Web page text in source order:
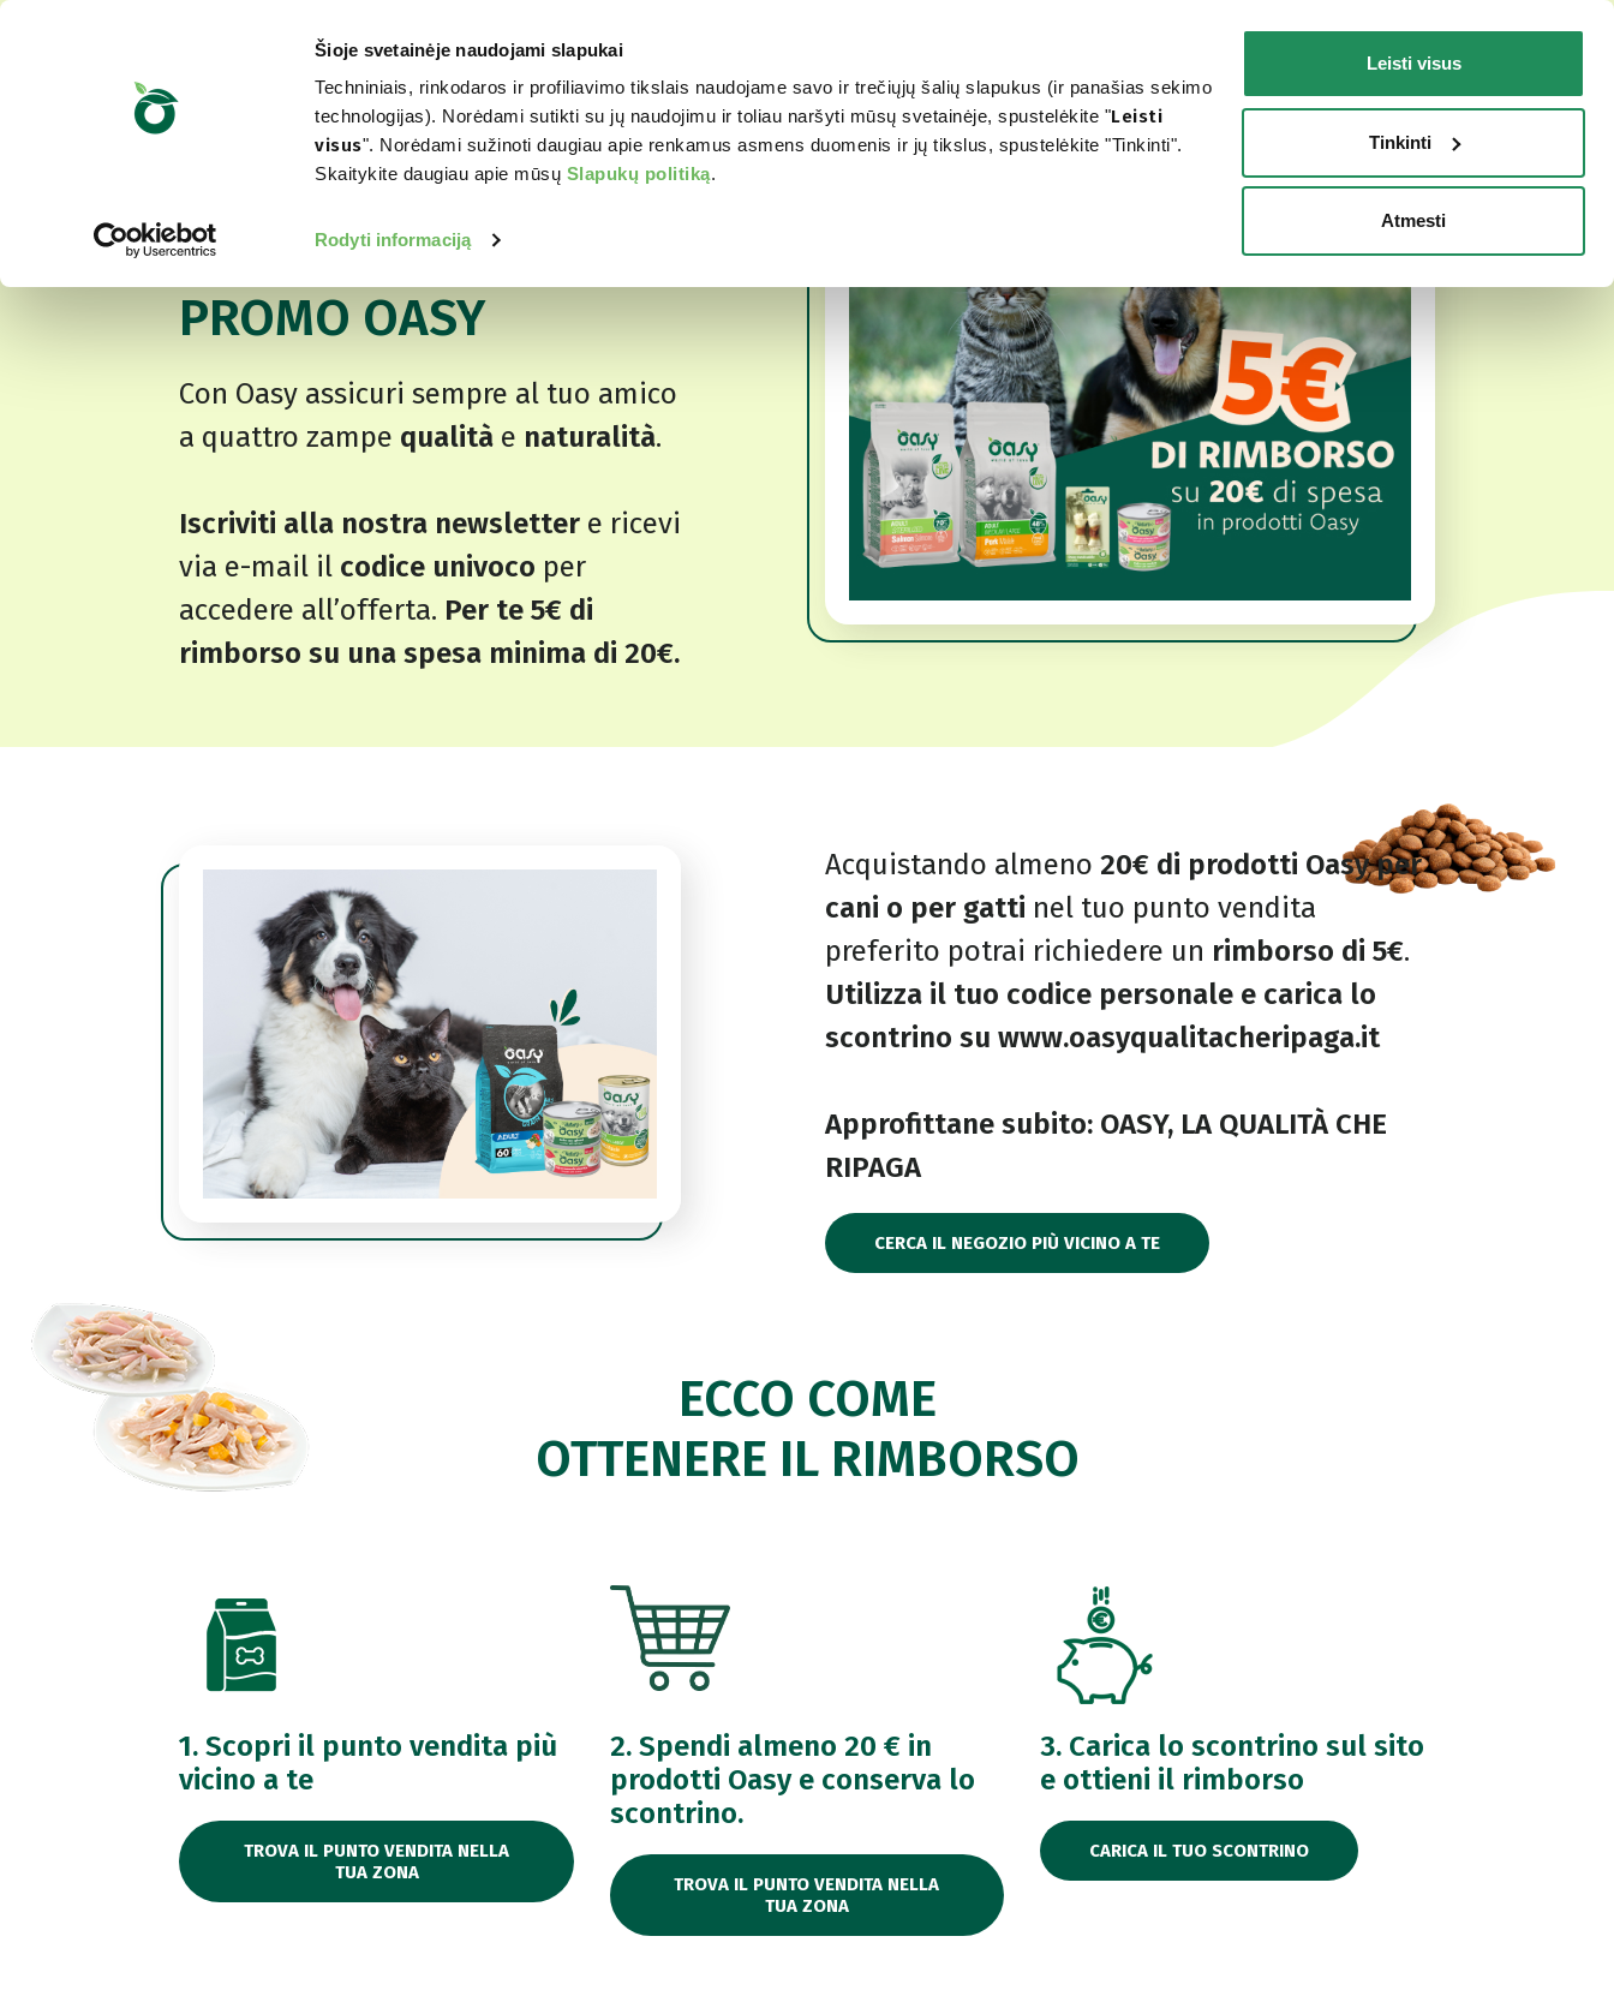
Šioje svetainėje naudojami slapukai
Techniniais, rinkodaros ir profiliavimo tikslais naudojame savo ir trečiųjų šalių slapukus (ir panašias sekimo
technologijas). Norėdami sutikti su jų naudojimu ir toliau naršyti mūsų svetainėje, spustelėkite "Leisti
visus". Norėdami sužinoti daugiau apie renkamus asmens duomenis ir jų tikslus, spustelėkite "Tinkinti".
Skaitykite daugiau apie mūsų Slapukų politiką.
Rodyti informaciją
Leisti visus
Tinkinti
Atmesti
Susisiekite LT
WORLD OF LOVE JŪSŲ ŠUNIUI JŪSŲ KATEI KUR ĮSIGYTI?
TI RIMBORSIAMO 5€!
SCOPRI LA NUOVA
PROMO OASY
Con Oasy assicuri sempre al tuo amico
a quattro zampe qualità e naturalità.
Iscriviti alla nostra newsletter e ricevi
via e-mail il codice univoco per
accedere all’offerta. Per te 5€ di
rimborso su una spesa minima di 20€.
Acquistando almeno 20€ di prodotti Oasy per
cani o per gatti nel tuo punto vendita
preferito potrai richiedere un rimborso di 5€.
Utilizza il tuo codice personale e carica lo
scontrino su www.oasyqualitacheripaga.it
Approfittane subito: OASY, LA QUALITÀ CHE
RIPAGA
CERCA IL NEGOZIO PIÙ VICINO A TE
ECCO COME
OTTENERE IL RIMBORSO
1. Scopri il punto vendita più
vicino a te
TROVA IL PUNTO VENDITA NELLA
TUA ZONA
2. Spendi almeno 20 € in
prodotti Oasy e conserva lo
scontrino.
TROVA IL PUNTO VENDITA NELLA
TUA ZONA
3. Carica lo scontrino sul sito
e ottieni il rimborso
CARICA IL TUO SCONTRINO